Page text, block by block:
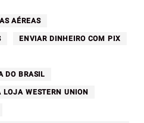
AÉREAS
ENVIAR DINHEIRO COM PIX
DO BRASIL
WESTERN UNION